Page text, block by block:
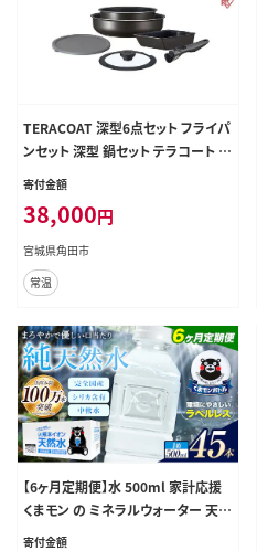
TERACOAT 深型6点セット フライパ
ンセット 深型 鍋セット テラコート 深
型フライパン フライパン 鍋 なべ 炒
た IH ガス火 ガスコンロ EHDC-S6S
6点セット アイリスオーヤマ
寄付金額
38,000円
宮城県角田市
常温
【6ヶ月定期便】水 500ml 家計応援
くまモン の ミネラルウォーター 天然
水 熊本イオン純天然水 ラベルレス
寄付金額